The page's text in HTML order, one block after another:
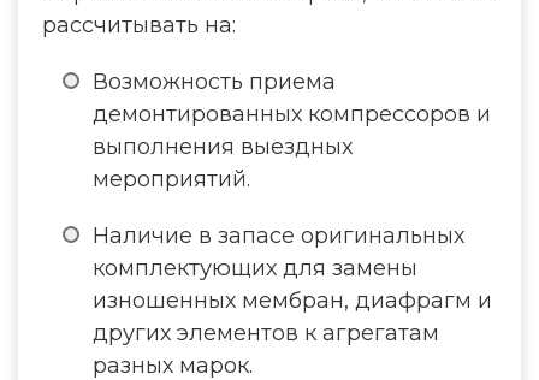
рассчитывать на:
Возможность приема
демонтированных компрессоров и
выполнения выездных
мероприятий.
Наличие в запасе оригинальных
комплектующих для замены
изношенных мембран, диафрагм и
других элементов к агрегатам
разных марок.